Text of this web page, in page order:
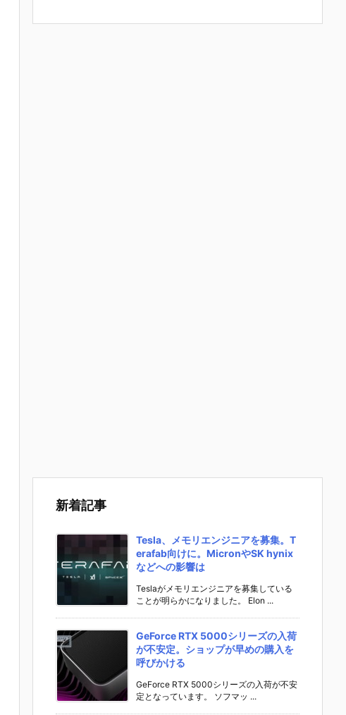
新着記事
Tesla、メモリエンジニアを募集。T
erafab向けに。MicronやSK hynix
などへの影響は
Teslaがメモリエンジニアを募集している
ことが明らかになりました。 Elon ...
GeForce RTX 5000シリーズの入荷
が不安定。ショップが早めの購入を
呼びかける
GeForce RTX 5000シリーズの入荷が不安
定となっています。 ソフマッ ...